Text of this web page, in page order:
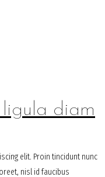
ligula diam
elit. Proin tincidunt nunc
nisl id faucibus